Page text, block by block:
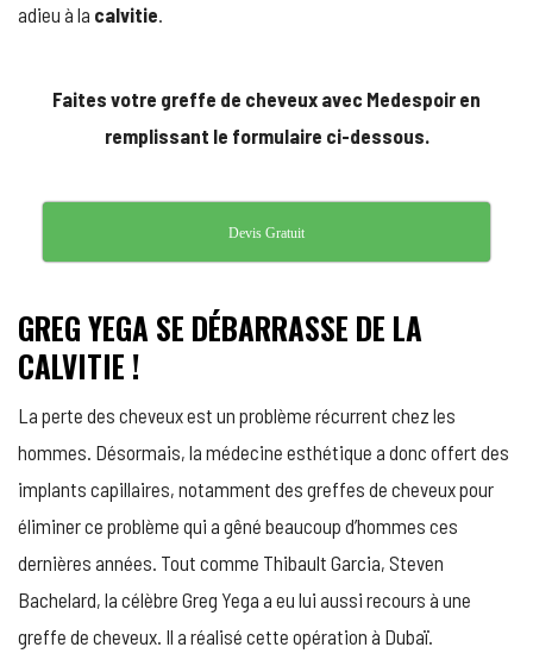
adieu à la calvitie
Faites votre greffe de cheveux avec Medespoir en
remplissant le formulaire ci-dessous.
Devis Gratuit
GREG YEGA SE DÉBARRASSE DE LA
CALVITIE !
La perte des cheveux est un problème récurrent chez les
hommes. Désormais, la médecine esthétique a donc offert des
implants capillaires, notamment des greffes de cheveux pour
éliminer ce problème qui a gêné beaucoup d’hommes ces
dernières années. Tout comme Thibault Garcia, Steven
Bachelard, la célèbre Greg Yega a eu lui aussi recours à une
greffe de cheveux. Il a réalisé cette opération à Dubaï.